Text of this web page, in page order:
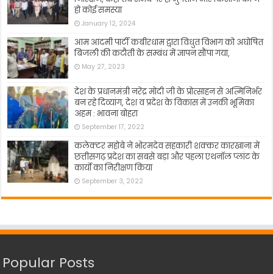
हो कोई समस्या
January 12, 2024
आम आदमी पार्टी कबीरधाम द्वारा विधुत विभाग को अघोषित
बिजली की कटौती के सम्बंध में ज्ञापन सौंपा गया,
May 27, 2023
देश के प्रधानमंत्री नरेंद्र मोदी जी के प्रोत्साहन से अत्मिनिर्भर
बन रहे दिव्यांग, देश व प्रदेश के विकास में उनकी भूमिका
अहम : भावना बोहरा
September 17, 2022
कलेक्टर महोबे ने भोरमदेव सहकारी शक्कर कारखाना में
छत्तीसगढ़ प्रदेश का सबसे बड़ा और पहला एथनॉल प्लांट के
कार्यो का निरीक्षण किया
September 3, 2022
Popular Posts